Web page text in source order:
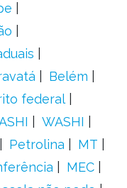
Belém
federal
WASHI
Petrolina
MT
MEC